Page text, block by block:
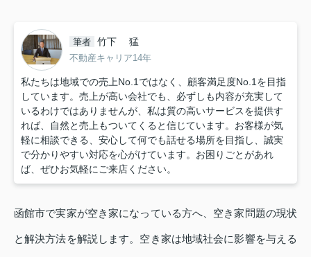
筆者 竹下 猛
不動産キャリア14年
私たちは地域での売上No.1ではなく、顧客満足度No.1を目指
しています。売上が高い会社でも、必ずしも内容が充実して
いるわけではありませんが、私は質の高いサービスを提供す
れば、自然と売上もついてくると信じています。お客様が気
軽に相談できる、安心して何でも話せる場所を目指し、誠実
で分かりやすい対応を心がけています。お困りごとがあれ
ば、ぜひお気軽にご来店ください。
函館市で実家が空き家になっている方へ、空き家問題の現状
と解決方法を解説します。空き家は地域社会に影響を与える